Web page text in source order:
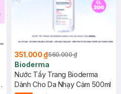
351.000 ₫560.000 ₫
Bioderma
Nước Tẩy Trang Bioderma
Dành Cho Da Nhạy Cảm 500ml